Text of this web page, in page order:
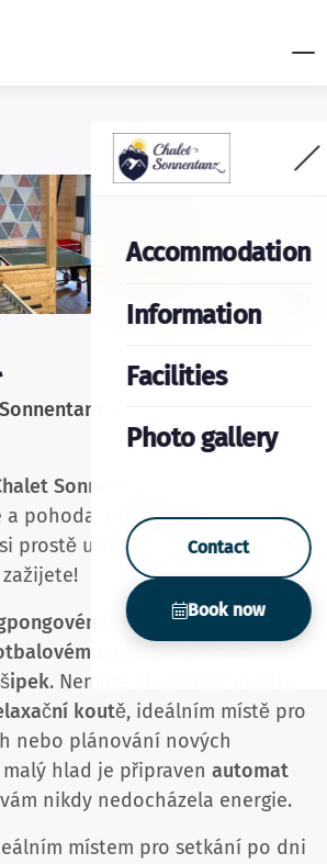
Accommodation
Information
Facilities
Photo gallery
Contact
Book now
– Zábava pro malé i
Sonnentanz
a pohoda. Buďte sportovním
prostě užijte odpočinek,
stolu
, otestujte své
stole
nebo zkuste
šipek. Nemáte chuť hrát? Usaďte
koutě, ideálním místě pro
nebo plánování nových
hlad je připraven automat
nikdy nedocházela energie.
místem pro setkání po dni